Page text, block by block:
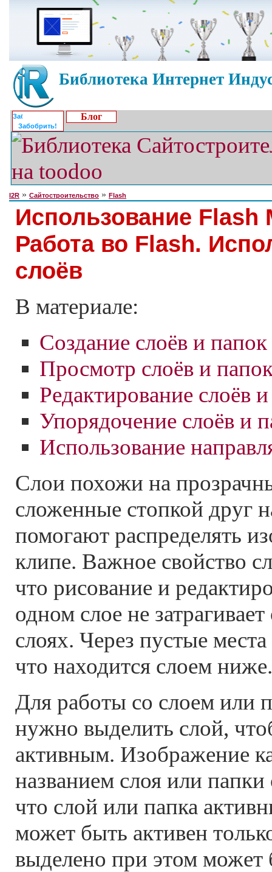
Библиотека Интернет
Забобрить!
Блог
I2R » Сайтостроительство » Flash
Использование Flash
Работа во Flash.
слоёв
В материале:
Создание слоёв и папок
Просмотр слоёв и
Редактирование слоёв
Упорядочение слоёв и
Использование
Слои похожи на
сложенные стопкой друг
помогают распределять
клипе. Важное свойство
что рисование и
одном слое не
слоях. Через пустые
что находится слоем ниже.
Для работы со слоем или
нужно выделить слой,
активным. Изображение
названием слоя или папки
что слой или папка
может быть активен
выделено при этом может